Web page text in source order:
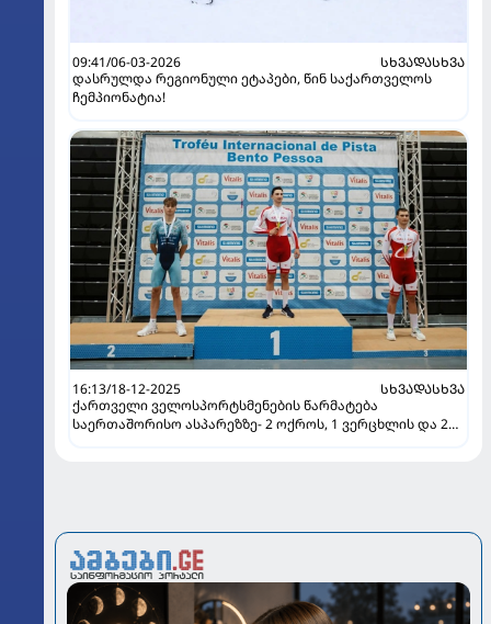
09:41/06-03-2026
ᲡᲮᲕᲐᲓᲐᲡᲮᲕᲐ
დასრულდა რეგიონული ეტაპები, წინ საქართველოს
ჩემპიონატია!
16:13/18-12-2025
ᲡᲮᲕᲐᲓᲐᲡᲮᲕᲐ
ქართველი ველოსპორტსმენების წარმატება
საერთაშორისო ასპარეზზე- 2 ოქროს, 1 ვერცხლის და 2